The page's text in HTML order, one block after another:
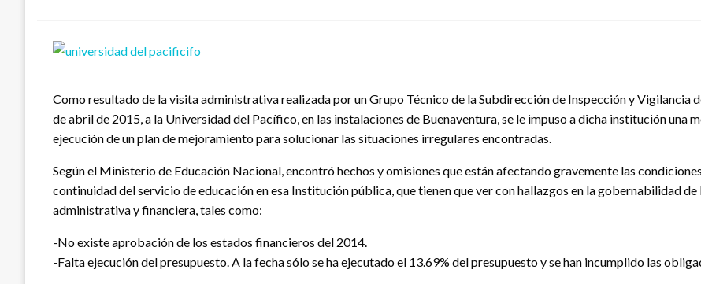
Como resultado de la visita administrativa realizada por un Grupo Técnico de la Subdirección de Inspección y Vigilancia
de abril de 2015, a la Universidad del Pacífico, en las instalaciones de Buenaventura, se le impuso a dicha institución una
ejecución de un plan de mejoramiento para solucionar las situaciones irregulares encontradas.
Según el Ministerio de Educación Nacional, encontró hechos y omisiones que están afectando gravemente las
continuidad del servicio de educación en esa Institución pública, que tienen que ver con hallazgos en la gobernabilidad
administrativa y financiera, tales como:
-No existe aprobación de los estados financieros del 2014.
-Falta ejecución del presupuesto. A la fecha sólo se ha ejecutado el 13.69% del presupuesto y se han incumplido las